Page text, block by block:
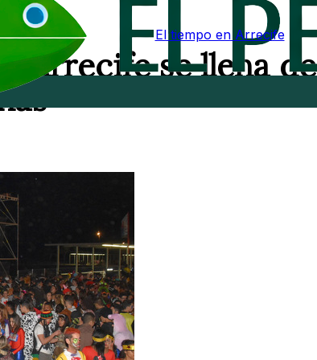
El tiempo en Arrecife
Arrecife se llena de